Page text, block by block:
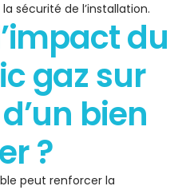
sécurité de l’installation.
du
gaz sur
bien
?
peut renforcer la